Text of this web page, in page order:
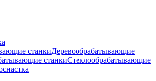
станкиДеревообрабатывающие
станкиСтеклообрабатывающие